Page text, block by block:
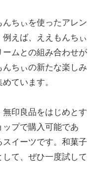
ちぃを使ったアレン
えば、ええもんちぃ
ムとの組み合わせが
んちぃの新たな楽しみ
ています。
印良品をはじめとす
プで購入可能であ
イーツです。和菓子
て、ぜひ一度試して